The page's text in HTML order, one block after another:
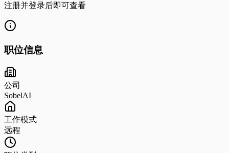
注册并登录后即可查看
职位信息
公司
SobelAI
工作模式
远程